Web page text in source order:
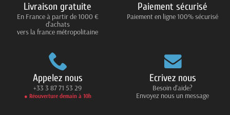
Livraison gratuite
En France à partir de 1000 €
d'achats
vers la france métropolitaine
Paiement sécurisé
Paiement en ligne 100% sécurisé
Appelez nous
+33 3 87 71 53 29
● Réouverture demain à 10h
Ecrivez nous
Besoin d'aide?
Envoyez nous un message